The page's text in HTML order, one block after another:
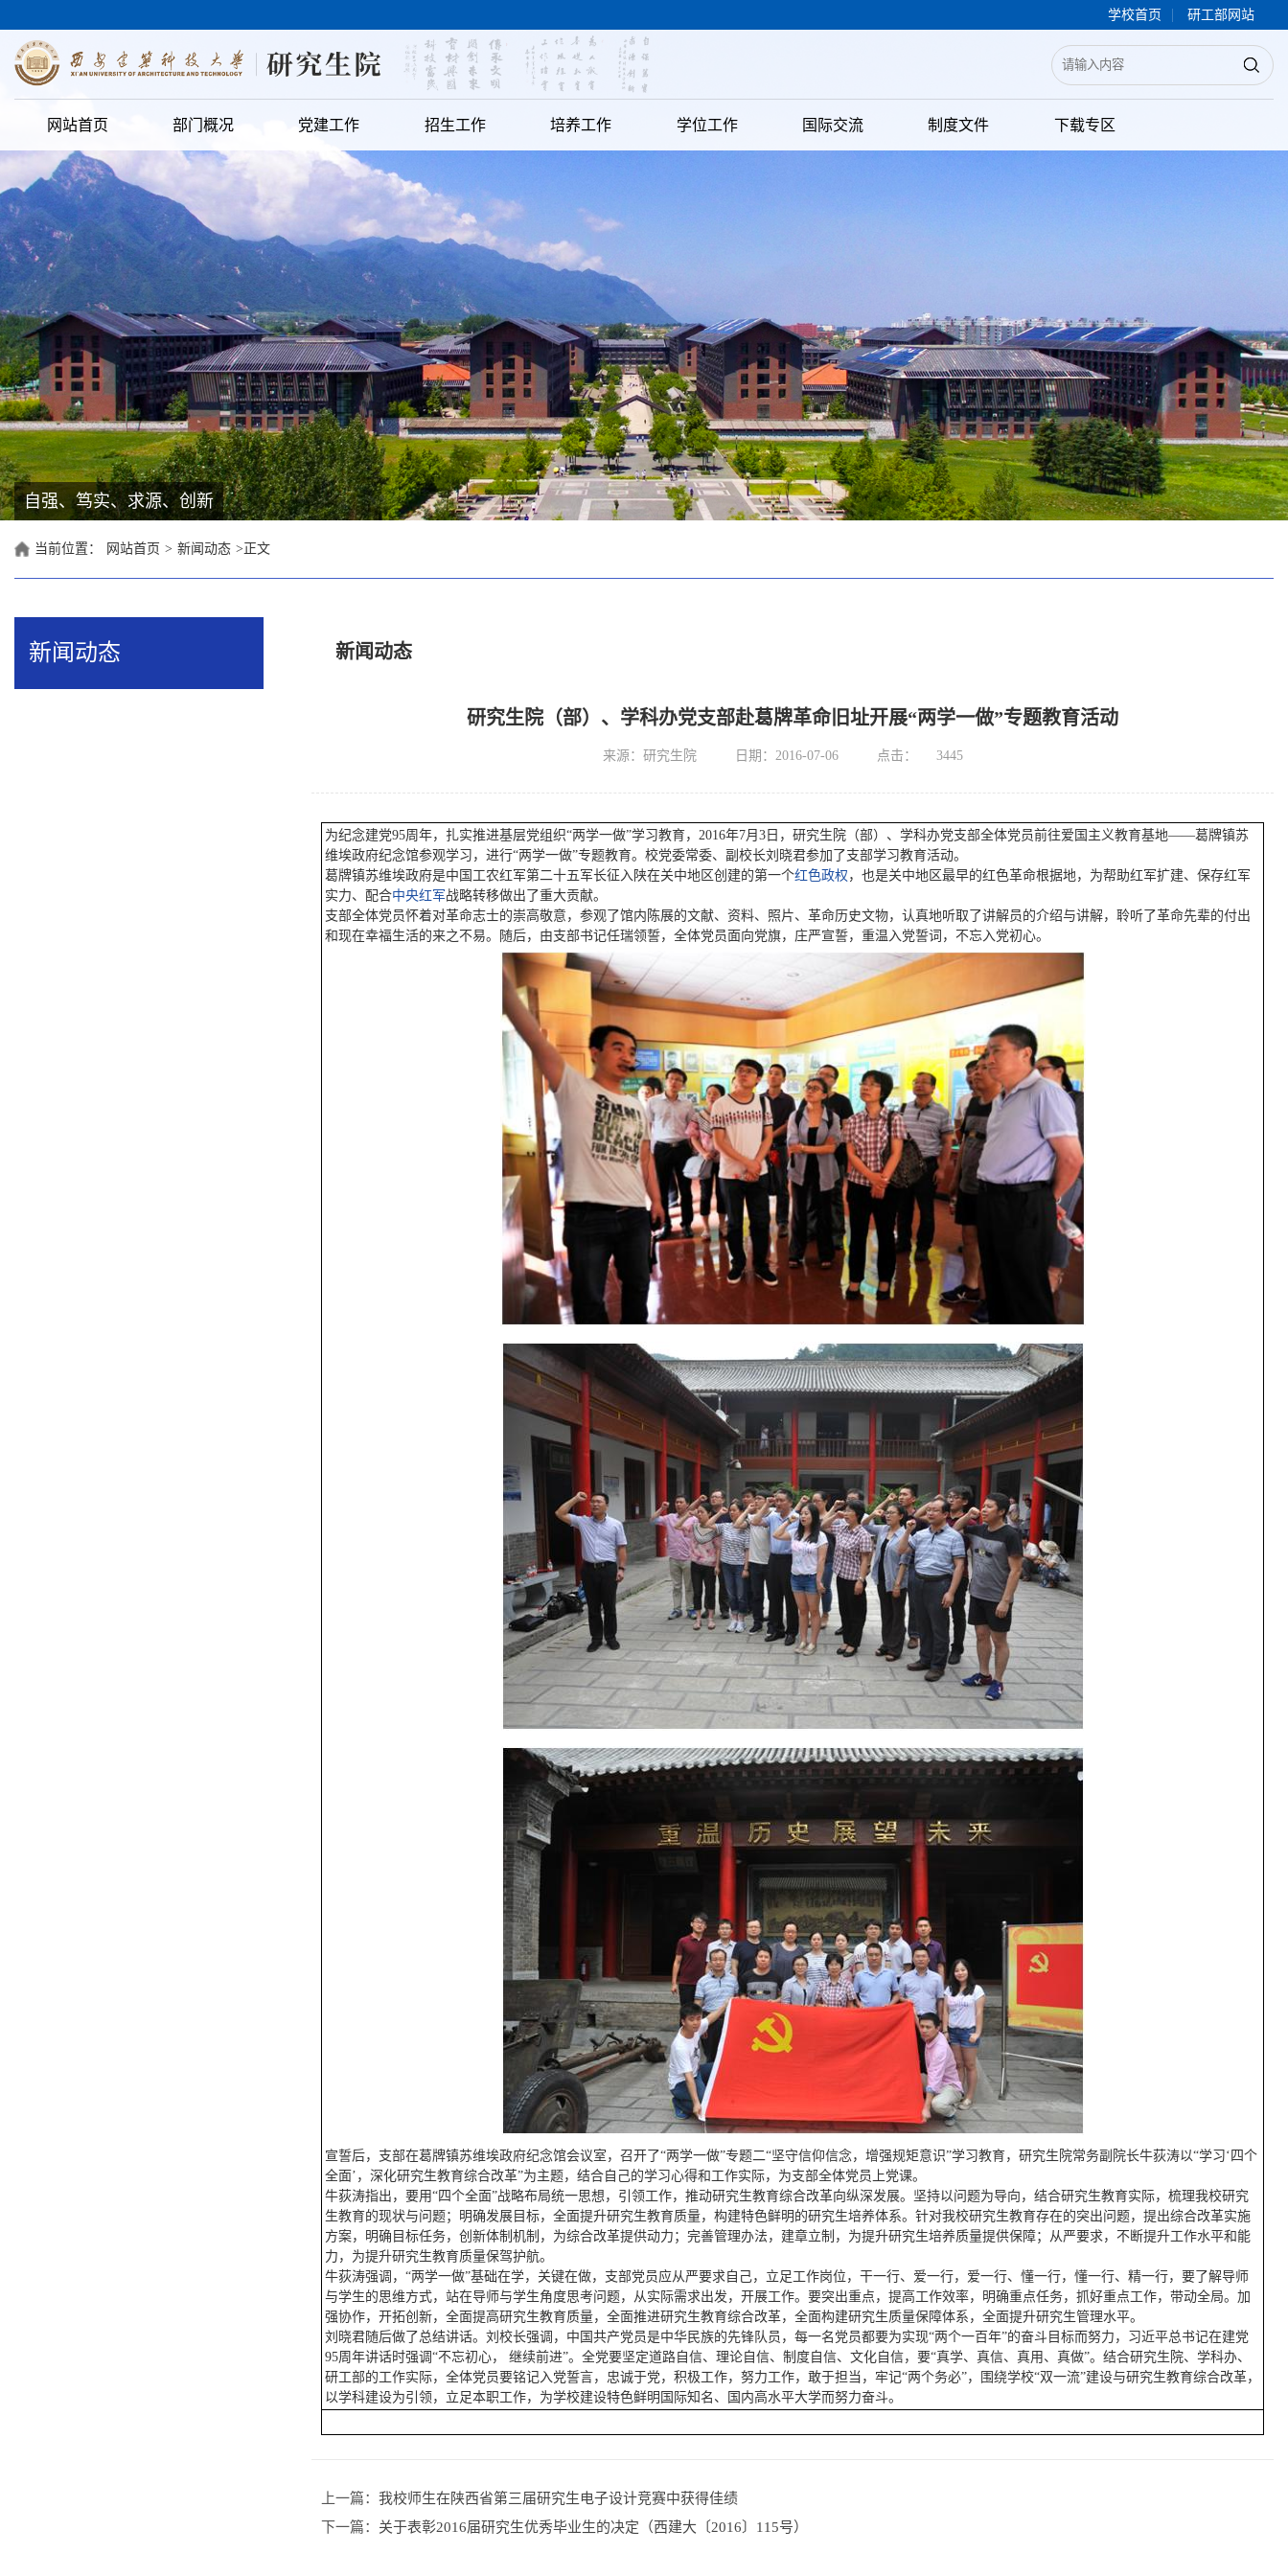
学校首页 | 研工部网站
网站首页 部门概况 党建工作 招生工作 培养工作 学位工作 国际交流 制度文件 下载专区
自强、笃实、求源、创新
当前位置： 网站首页 > 新闻动态 >正文
新闻动态 新闻动态
研究生院（部）、学科办党支部赴葛牌革命旧址开展“两学一做”专题教育活动
来源：研究生院 日期：2016-07-06 点击： 3445
为纪念建党95周年，扎实推进基层党组织“两学一做”学习教育，2016年7月3日，研究生院（部）、学科办党支部全体党员前往爱国主义教育基地——葛牌镇苏
维埃政府纪念馆参观学习，进行“两学一做”专题教育。校党委常委、副校长刘晓君参加了支部学习教育活动。
葛牌镇苏维埃政府是中国工农红军第二十五军长征入陕在关中地区创建的第一个红色政权 ，也是关中地区最早的红色革命根据地，为帮助红军扩建、保存红军
实力、配合中央红军战略转移做出了重大贡献。
支部全体党员怀着对革命志士的崇高敬意，参观了馆内陈展的文献、资料、照片、革命历史文物，认真地听取了讲解员的介绍与讲解，聆听了革命先辈的付出
和现在幸福生活的来之不易。随后，由支部书记任瑞领誓，全体党员面向党旗，庄严宣誓，重温入党誓词，不忘入党初心。
宣誓后，支部在葛牌镇苏维埃政府纪念馆会议室，召开了“两学一做”专题二“坚守信仰信念，增强规矩意识”学习教育，研究生院常务副院长牛荻涛以“学习‘四个
全面’，深化研究生教育综合改革”为主题，结合自己的学习心得和工作实际，为支部全体党员上党课。
牛荻涛指出，要用“四个全面”战略布局统一思想，引领工作，推动研究生教育综合改革向纵深发展。坚持以问题为导向，结合研究生教育实际，梳理我校研究
生教育的现状与问题；明确发展目标，全面提升研究生教育质量，构建特色鲜明的研究生培养体系。针对我校研究生教育存在的突出问题，提出综合改革实施
方案，明确目标任务，创新体制机制，为综合改革提供动力；完善管理办法，建章立制，为提升研究生培养质量提供保障；从严要求，不断提升工作水平和能
力，为提升研究生教育质量保驾护航。
牛荻涛强调，“两学一做”基础在学，关键在做，支部党员应从严要求自己，立足工作岗位，干一行、爱一行，爱一行、懂一行，懂一行、精一行，要了解导师
与学生的思维方式，站在导师与学生角度思考问题，从实际需求出发，开展工作。要突出重点，提高工作效率，明确重点任务，抓好重点工作，带动全局。加
强协作，开拓创新，全面提高研究生教育质量，全面推进研究生教育综合改革，全面构建研究生质量保障体系，全面提升研究生管理水平。
刘晓君随后做了总结讲话。刘校长强调，中国共产党员是中华民族的先锋队员，每一名党员都要为实现“两个一百年”的奋斗目标而努力，习近平总书记在建党
95周年讲话时强调“不忘初心， 继续前进”。全党要坚定道路自信、理论自信、制度自信、文化自信，要“真学、真信、真用、真做”。结合研究生院、学科办、
研工部的工作实际，全体党员要铭记入党誓言，忠诚于党，积极工作，努力工作，敢于担当，牢记“两个务必”，围绕学校“双一流”建设与研究生教育综合改革，
以学科建设为引领，立足本职工作，为学校建设特色鲜明国际知名、国内高水平大学而努力奋斗。
上一篇： 我校师生在陕西省第三届研究生电子设计竞赛中获得佳绩
下一篇： 关于表彰2016届研究生优秀毕业生的决定（西建大〔2016〕115号）